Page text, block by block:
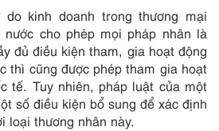
kinh doanh trong thương mại
cho phép mọi pháp nhân là
đủ điều kiện tham, gia hoạt động
thì cũng được phép tham gia hoạt
tế. Tuy nhiên, pháp luật của một
số điều kiện bổ sung để xác định
loại thương nhân này.